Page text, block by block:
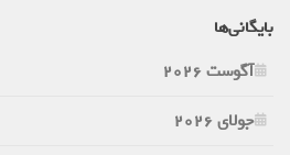
بایگانی‌ها
آگوست 2026
جولای 2026